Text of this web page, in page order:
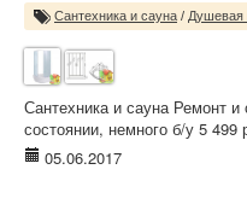
Сантехника и сауна / Душевая
Сантехника и сауна Ремонт
состоянии, немного б/у 5 499
05.06.2017